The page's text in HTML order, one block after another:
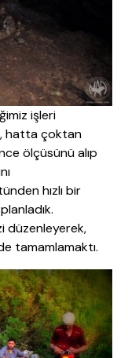
işleri
hatta çoktan
ölçüsünü alıp
hızlı bir
düzenleyerek,
tamamlamaktı.